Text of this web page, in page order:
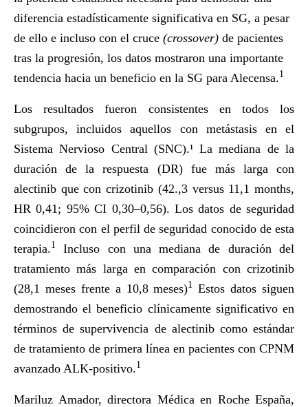
diferencia estadísticamente significativa en SG, a pesar
de ello e incluso con el cruce (crossover) de pacientes
tras la progresión, los datos mostraron una importante
tendencia hacia un beneficio en la SG para Alecensa.1
Los resultados fueron consistentes en todos los
subgrupos, incluidos aquellos con metástasis en el
Sistema Nervioso Central (SNC).¹ La mediana de la
duración de la respuesta (DR) fue más larga con
alectinib que con crizotinib (42.,3 versus 11,1 months,
HR 0,41; 95% CI 0,30–0,56). Los datos de seguridad
coincidieron con el perfil de seguridad conocido de esta
terapia.1
Incluso con una mediana de duración del
tratamiento más larga en comparación con crizotinib
(28,1 meses frente a 10,8 meses)1
Estos datos siguen
demostrando el beneficio clínicamente significativo en
términos de supervivencia de alectinib como estándar
de tratamiento de primera línea en pacientes con CPNM
avanzado ALK-positivo.1
Mariluz Amador, directora Médica en Roche España,